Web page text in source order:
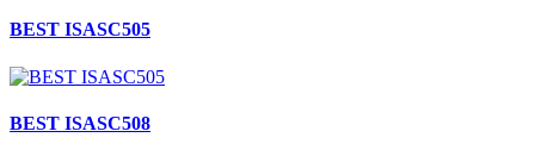
BEST ISASC505
BEST ISASC508